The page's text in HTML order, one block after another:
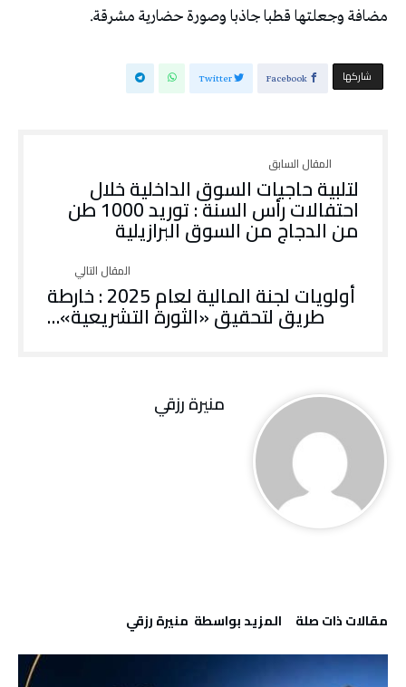
مضافة وجعلتها قطبا جاذبا وصورة حضارية مشرقة.
‫‫ شاركها‬ Facebook
Twitter
لتلبية حاجيات السوق الداخلية خلال
احتفالات رأس السنة : توريد 1000 طن
من الدجاج من السوق البرازيلية
أولويات لجنة المالية لعام 2025 : خارطة
طريق لتحقيق «الثورة التشريعية»…
منيرة‭ ‬رزقي
‫مقالات ذات صلة‬ ‫‫المزيد بواسطة‬ ‬ منيرة‭ ‬رزقي